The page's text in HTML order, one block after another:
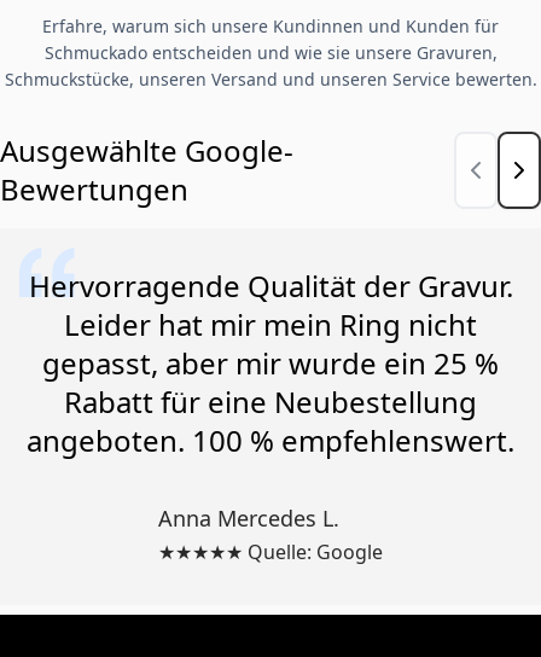
Erfahre, warum sich unsere Kundinnen und Kunden für
Schmuckado entscheiden und wie sie unsere Gravuren,
Schmuckstücke, unseren Versand und unseren Service bewerten.
Ausgewählte Google-
Bewertungen
Hervorragende Qualität der Gravur.
Leider hat mir mein Ring nicht
gepasst, aber mir wurde ein 25 %
Rabatt für eine Neubestellung
angeboten. 100 % empfehlenswert.
Anna Mercedes L.
★★★★★ Quelle: Google